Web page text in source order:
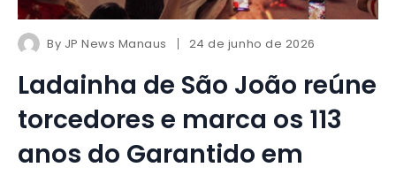
By JP News Manaus 24 de junho de 2026
Ladainha de São João reúne
torcedores e marca os 113
anos do Garantido em